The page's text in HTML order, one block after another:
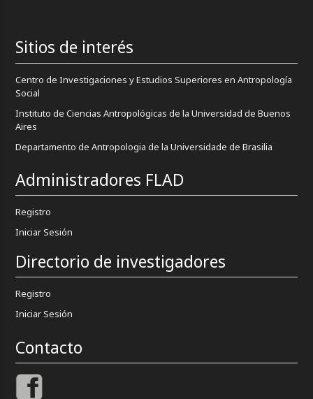
Sitios de interés
Centro de Investigaciones y Estudios Superiores en Antropología
Social
Instituto de Ciencias Antropológicas de la Universidad de Buenos
Aires
Departamento de Antropologia de la Universidade de Brasilia
Administradores FLAD
Registro
Iniciar Sesión
Directorio de investigadores
Registro
Iniciar Sesión
Contacto